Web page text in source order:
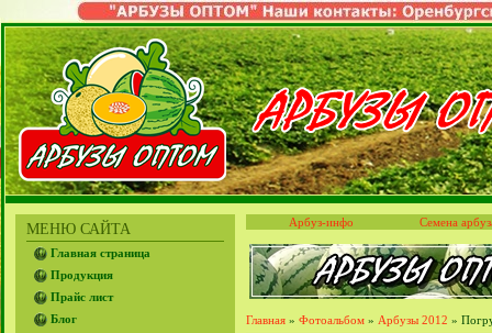
МЕНЮ САЙТА
Главная страница
Продукция
Прайс лист
Блог
Арбуз-инфо Семена
Главная » Фотоальбом » Арбузы 2012 »